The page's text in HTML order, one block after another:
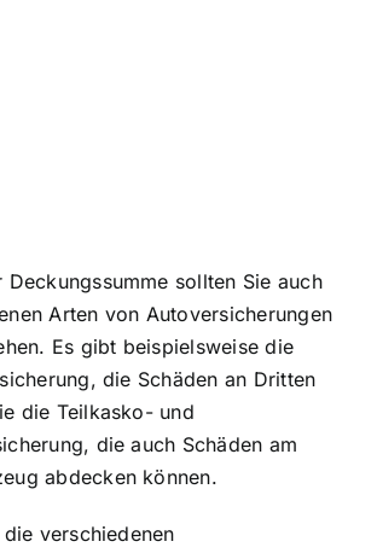
Deckungssumme sollten Sie auch
Arten von Autoversicherungen
Es gibt beispielsweise die
die Schäden an Dritten
die Teilkasko- und
die auch Schäden am
abdecken können.
verschiedenen